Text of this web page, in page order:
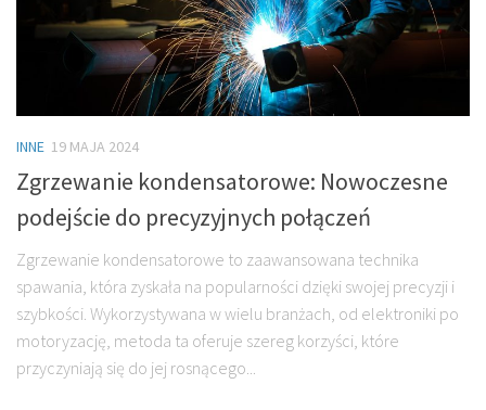
INNE 19 MAJA 2024
Zgrzewanie kondensatorowe: Nowoczesne
podejście do precyzyjnych połączeń
Zgrzewanie kondensatorowe to zaawansowana technika
spawania, która zyskała na popularności dzięki swojej precyzji i
szybkości. Wykorzystywana w wielu branżach, od elektroniki po
motoryzację, metoda ta oferuje szereg korzyści, które
przyczyniają się do jej rosnącego...